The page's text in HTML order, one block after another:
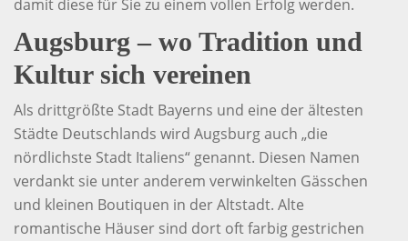
damit diese für Sie zu einem vollen Erfolg werden.
Augsburg – wo Tradition und
Kultur sich vereinen
Als drittgrößte Stadt Bayerns und eine der ältesten
Städte Deutschlands wird Augsburg auch „die
nördlichste Stadt Italiens“ genannt. Diesen Namen
verdankt sie unter anderem verwinkelten Gässchen
und kleinen Boutiquen in der Altstadt. Alte
romantische Häuser sind dort oft farbig gestrichen